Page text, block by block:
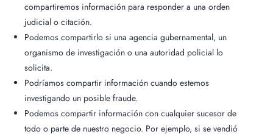
compartiremos información para responder a una orden
judicial o citación.
Podemos compartirlo si una agencia gubernamental, un
organismo de investigación o una autoridad policial lo
solicita.
Podríamos compartir información cuando estemos
investigando un posible fraude.
Podemos compartir información con cualquier sucesor de
todo o parte de nuestro negocio. Por ejemplo, si se vendió